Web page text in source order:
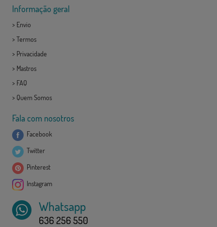
Informação geral
> Envio
> Termos
> Privacidade
> Mastros
> FAQ
> Quem Somos
Fala com nosotros
Facebook
Twitter
Pinterest
Instagram
Whatsapp
636 256 550